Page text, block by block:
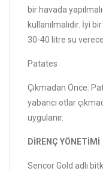
bir havada
kullanılmalıdır. İyi
30-40 litre su
Patates
Çıkmadan Önce:
yabancı otlar
uygulanır.
DİRENÇ YÖNETİMİ
Sencor Gold adlı